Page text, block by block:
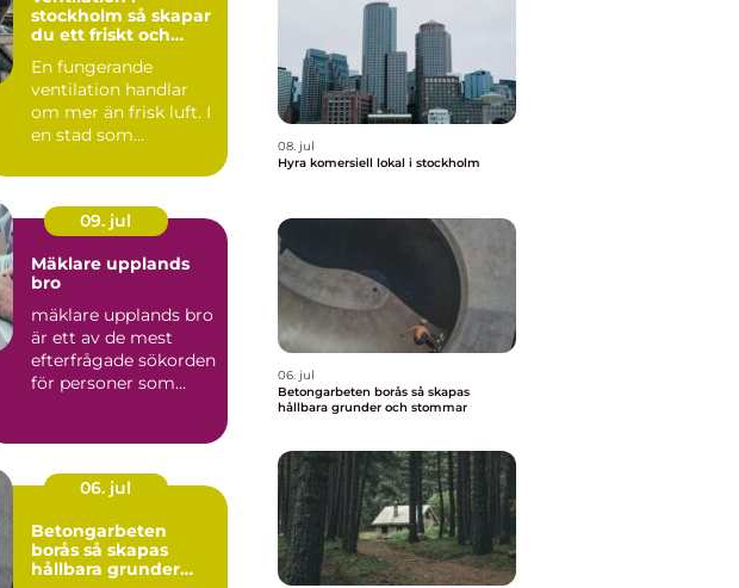
stockholm så skapar
du ett friskt och
inomhusklimat
En fungerande
ventilation handlar
om mer än frisk luft. I
en stad som
hus, kalla...
09. jul
Mäklare upplands
bro
mäklare upplands bro
är ett av de mest
efterfrågade sökorden
för personer som
06. jul
Betongarbeten
borås så skapas
hållbara grunder
08. jul
Hyra komersiell lokal i stockholm
06. jul
Betongarbeten borås så skapas
hållbara grunder och stommar